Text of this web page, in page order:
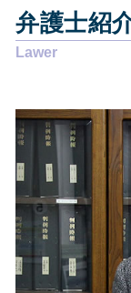
個人再生とは
個人再生 開
個人再生 費
債務整理
消費者金融
労働問題 解
離婚 相手が
賃貸借契約
賃貸借契約
離婚 強い 弁
賃貸借契約
労働問題 解
悪徳商法
離婚調停 申
悪徳商法
相続 焼津市
相続 静岡県
交通事故 島
その他の法
その他の法
その他の法
交通事故 静
その他の法
企業法務 静
企業法務
企業法務
弁護士紹